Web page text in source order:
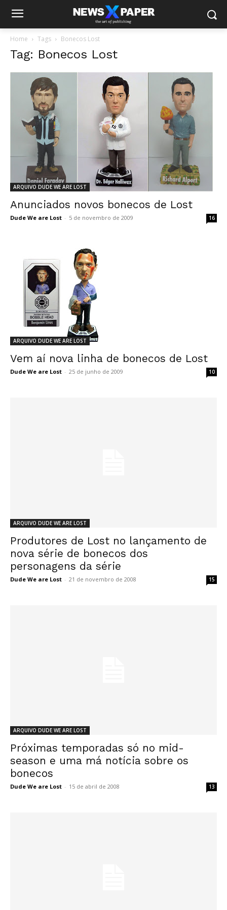
Home Tags Bonecos Lost
Tag: Bonecos Lost
ARQUIVO DUDE WE ARE LOST
Anunciados novos bonecos de Lost
Dude We are Lost - 5 de novembro de 2009 16
ARQUIVO DUDE WE ARE LOST
Vem aí nova linha de bonecos de Lost
Dude We are Lost - 25 de junho de 2009 10
ARQUIVO DUDE WE ARE LOST
Produtores de Lost no lançamento de
nova série de bonecos dos
personagens da série
Dude We are Lost - 21 de novembro de 2008 15
ARQUIVO DUDE WE ARE LOST
Próximas temporadas só no mid-
season e uma má notícia sobre os
bonecos
Dude We are Lost - 15 de abril de 2008 13